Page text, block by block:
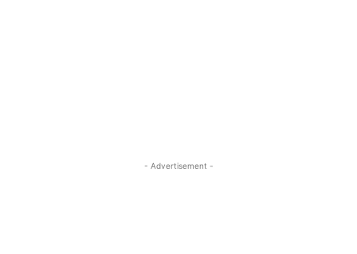
- Advertisement -